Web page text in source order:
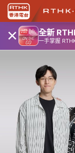
× 全新
一手掌握